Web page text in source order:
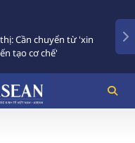
từ 'xin